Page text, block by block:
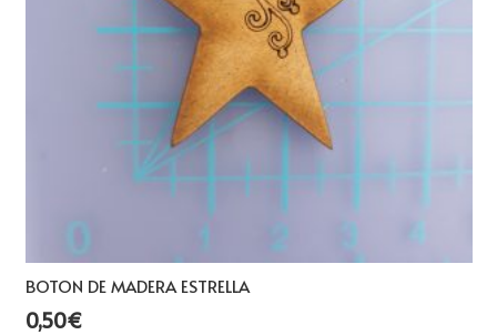
BOTON DE MADERA ESTRELLA
0,50€